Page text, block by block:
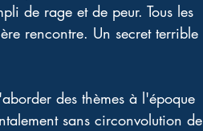
de rage et de peur. Tous les
rencontre. Un secret terrible
des thèmes à l'époque
sans circonvolution de